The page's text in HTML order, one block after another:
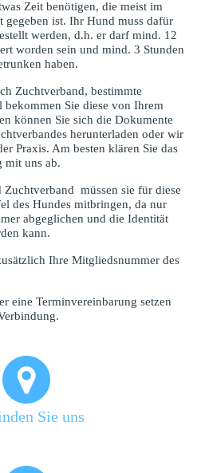
Zeit benötigen, die meist im
gegeben ist. Ihr Hund muss dafür
werden, d.h. er darf mind. 12
worden sein und mind. 3 Stunden
haben.
Zuchtverband, bestimmte
Sie diese von Ihrem
können Sie sich die Dokumente
herunterladen oder wir
Praxis. Am besten klären Sie das
mit uns ab.
Zuchtverband müssen sie für diese
des Hundes mitbringen, da nur
abgeglichen und die Identität
kann.
Ihre Mitgliedsnummer des
eine Terminvereinbarung setzen
Sie uns